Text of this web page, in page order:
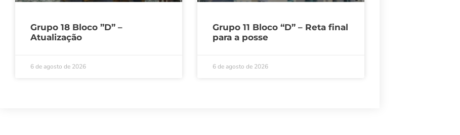
Grupo 18 Bloco ”D” –
Atualização
6 de agosto de 2026
Grupo 11 Bloco “D” – Reta final
para a posse
6 de agosto de 2026